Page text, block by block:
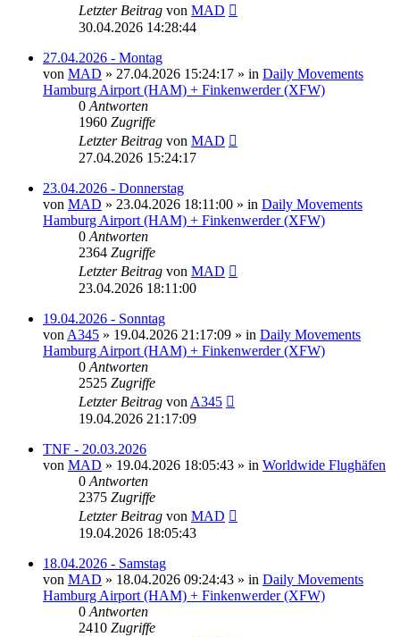
Letzter Beitrag von MAD
30.04.2026 14:28:44
27.04.2026 - Montag
von MAD » 27.04.2026 15:24:17 » in Daily Movements
Hamburg Airport (HAM) + Finkenwerder (XFW)
0 Antworten
1960 Zugriffe
Letzter Beitrag von MAD
27.04.2026 15:24:17
23.04.2026 - Donnerstag
von MAD » 23.04.2026 18:11:00 » in Daily Movements
Hamburg Airport (HAM) + Finkenwerder (XFW)
0 Antworten
2364 Zugriffe
Letzter Beitrag von MAD
23.04.2026 18:11:00
19.04.2026 - Sonntag
von A345 » 19.04.2026 21:17:09 » in Daily Movements
Hamburg Airport (HAM) + Finkenwerder (XFW)
0 Antworten
2525 Zugriffe
Letzter Beitrag von A345
19.04.2026 21:17:09
TNF - 20.03.2026
von MAD » 19.04.2026 18:05:43 » in Worldwide Flughäfen
0 Antworten
2375 Zugriffe
Letzter Beitrag von MAD
19.04.2026 18:05:43
18.04.2026 - Samstag
von MAD » 18.04.2026 09:24:43 » in Daily Movements
Hamburg Airport (HAM) + Finkenwerder (XFW)
0 Antworten
2410 Zugriffe